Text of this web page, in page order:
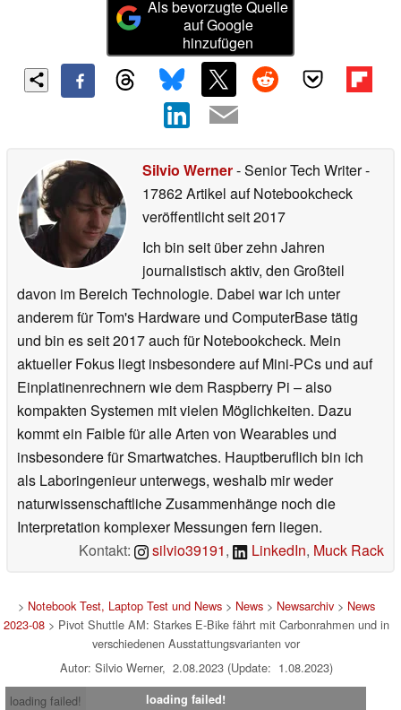
Als bevorzugte Quelle
auf Google
hinzufügen
Silvio Werner- Senior Tech Writer-
17862 Artikel auf Notebookcheck
veröffentlichtseit 2017
Ich bin seit über zehn Jahren
journalistisch aktiv, den Großteil
davon im Bereich Technologie. Dabei war ich unter
anderem für Tom's Hardware und ComputerBase tätig
und bin es seit 2017 auch für Notebookcheck. Mein
aktueller Fokus liegt insbesondere auf Mini-PCs und auf
Einplatinenrechnern wie dem Raspberry Pi – also
kompakten Systemen mit vielen Möglichkeiten. Dazu
kommt ein Faible für alle Arten von Wearables und
insbesondere für Smartwatches. Hauptberuflich bin ich
als Laboringenieur unterwegs, weshalb mir weder
naturwissenschaftliche Zusammenhänge noch die
Interpretation komplexer Messungen fern liegen.
Kontakt:
silvio39191, LinkedIn, Muck Rack
> Notebook Test, Laptop Test und News> News> Newsarchiv> News
2023-08> Pivot Shuttle AM: Starkes E-Bike fährt mit Carbonrahmen und in
verschiedenen Ausstattungsvarianten vor
Autor: Silvio Werner, 2.08.2023 (Update: 1.08.2023)
loading failed!
loading failed!